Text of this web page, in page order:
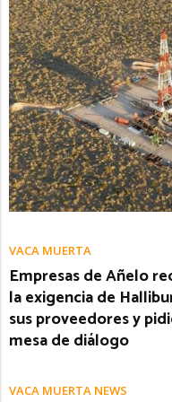
VACA MUERTA
Empresas de Añelo
la exigencia de
sus proveedores y
mesa de diálogo
VACA MUERTA NEWS